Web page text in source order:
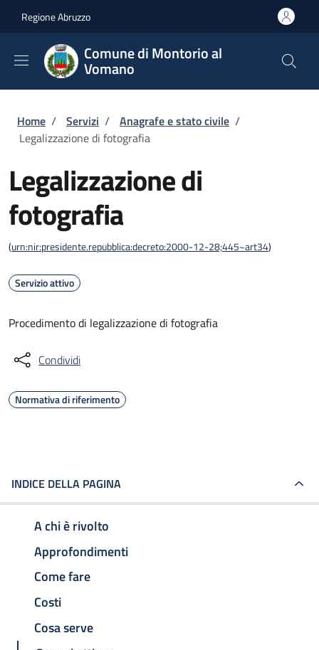
Regione Abruzzo
Comune di Montorio al
Vomano
Briciole di pane
Home / Servizi / Anagrafe e stato civile /
Legalizzazione di fotografia
Legalizzazione di
fotografia
(urn:nir:presidente.repubblica:decreto:2000-12-28;445~art34)
Servizio attivo
Procedimento di legalizzazione di fotografia
Condividi
Normativa di riferimento
INDICE DELLA PAGINA
A chi è rivolto
Approfondimenti
Come fare
Costi
Cosa serve